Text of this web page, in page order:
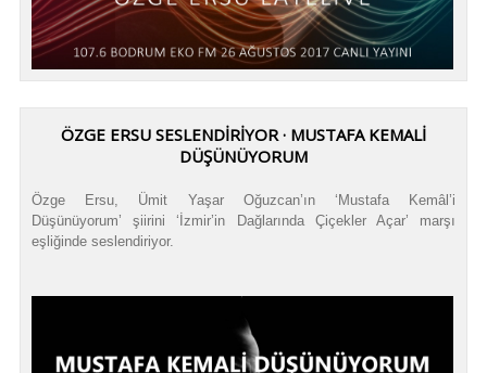
ÖZGE ERSU SESLENDİRİYOR · MUSTAFA KEMALİ
DÜŞÜNÜYORUM
Özge Ersu, Ümit Yaşar Oğuzcan’ın ‘Mustafa Kemâl’i
Düşünüyorum’ şiirini ‘İzmir’in Dağlarında Çiçekler Açar’ marşı
eşliğinde seslendiriyor.